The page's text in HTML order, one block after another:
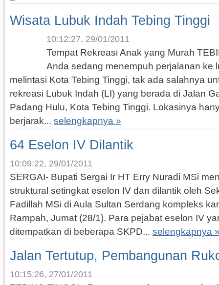
Wisata Lubuk Indah Tebing Tinggi
10:12:27, 29/01/2011
Tempat Rekreasi Anak yang Murah
Anda sedang menempuh perjalanan ke
melintasi Kota Tebing Tinggi, tak ada salahnya
rekreasi Lubuk Indah (LI) yang berada di Jalan
Padang Hulu, Kota Tebing Tinggi. Lokasinya
berjarak... selengkapnya »
64 Eselon IV Dilantik
10:09:22, 29/01/2011
SERGAI- Bupati Sergai Ir HT Erry Nuradi MSi
struktural setingkat eselon IV dan dilantik oleh
Fadillah MSi di Aula Sultan Serdang kompleks
Rampah, Jumat (28/1). Para pejabat eselon IV
ditempatkan di beberapa SKPD... selengkapnya
Jalan Tertutup, Pembangunan
10:15:26, 27/01/2011